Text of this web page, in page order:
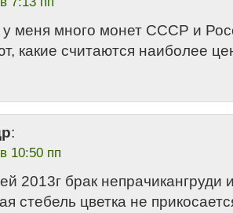
у меня много монет СССР и
какие считаются наиболее
:
10:50 пп
2013г брак
стебель цветка не